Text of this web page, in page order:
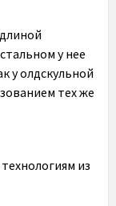
у нее
у олдскульной
тех же
из